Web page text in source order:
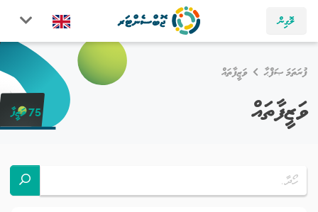
ލޮގިން
ފުރަތަމަ ޞަފްޙާ ވަޒީފާތައް
ވަޒީފާތައް 75 ވަޒީފާ